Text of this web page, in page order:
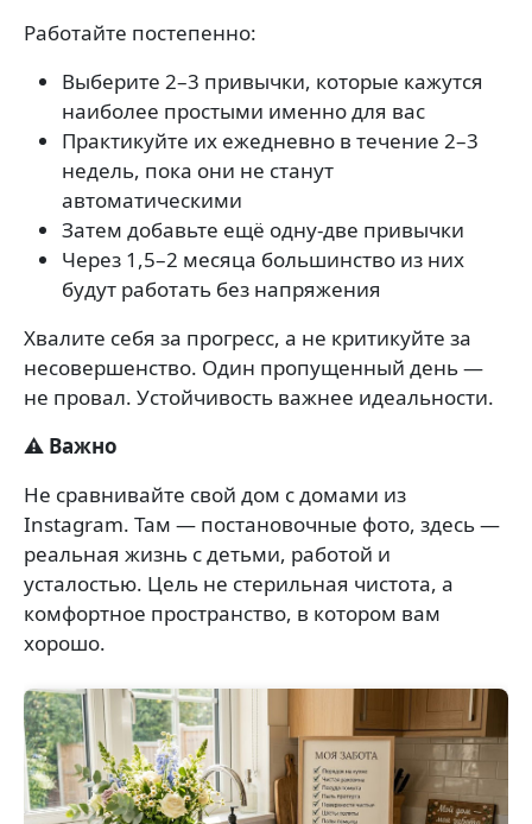
Работайте постепенно:
Выберите 2–3 привычки, которые кажутся
наиболее простыми именно для вас
Практикуйте их ежедневно в течение 2–3
недель, пока они не станут
автоматическими
Затем добавьте ещё одну-две привычки
Через 1,5–2 месяца большинство из них
будут работать без напряжения
Хвалите себя за прогресс, а не критикуйте за
несовершенство. Один пропущенный день —
не провал. Устойчивость важнее идеальности.
⚠️ Важно
Не сравнивайте свой дом с домами из
Instagram. Там — постановочные фото, здесь —
реальная жизнь с детьми, работой и
усталостью. Цель не стерильная чистота, а
комфортное пространство, в котором вам
хорошо.